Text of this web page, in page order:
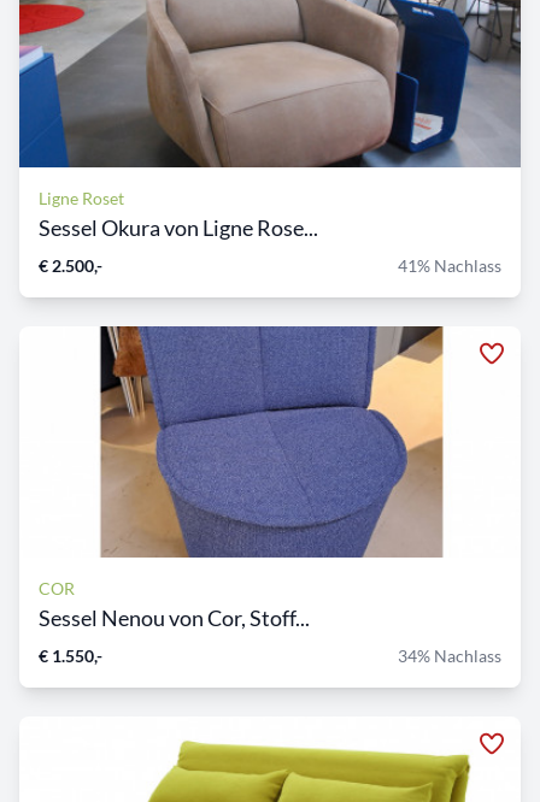
Ligne Roset
Sessel Okura von Ligne Rose...
€ 2.500,- 41% Nachlass
COR
Sessel Nenou von Cor, Stoff...
€ 1.550,- 34% Nachlass